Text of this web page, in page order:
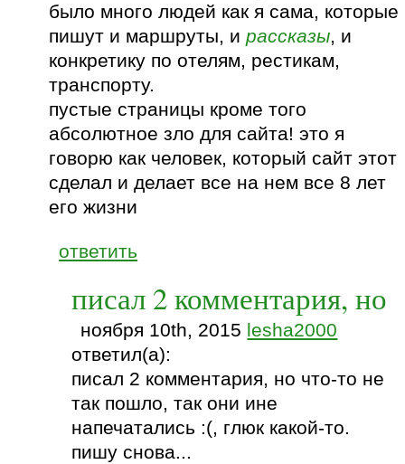
было много людей как я сама, которые
пишут и маршруты, ирассказы, и
конкретику по отелям, рестикам,
транспорту.
пустые страницы кроме того
абсолютное зло для сайта! это я
говорю как человек, который сайт этот
сделал и делает все на нем все 8 лет
его жизни
ответить
писал 2 комментария, но
ноября 10th, 2015 lesha2000
ответил(а):
писал 2 комментария, но что-то не
так пошло, так они ине
напечатались :(, глюк какой-то.
пишу снова...